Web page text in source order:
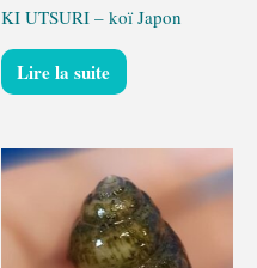
KI UTSURI – koï Japon
Lire la suite